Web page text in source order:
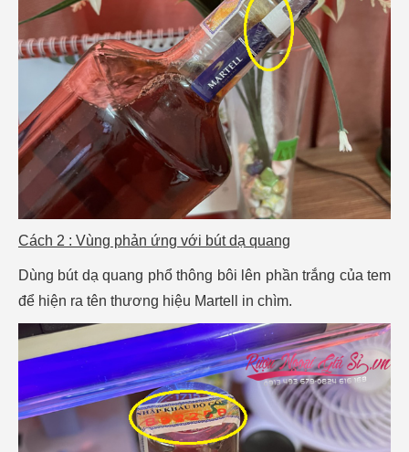
Cách 2 : Vùng phản ứng với bút dạ quang
Dùng bút dạ quang phổ thông bôi lên phần trắng của tem
để hiện ra tên thương hiệu Martell in chìm.